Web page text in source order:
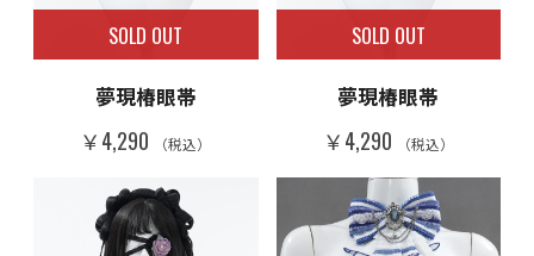
SOLD OUT
夢現椿眼帯
￥4,290 （税込）
SOLD OUT
夢現椿眼帯
￥4,290 （税込）